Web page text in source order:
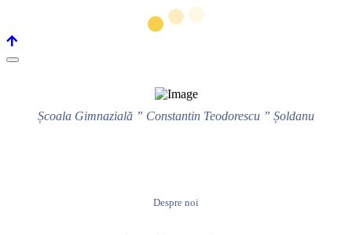
Școala Gimnazială ” Constantin Teodorescu ” Șoldanu
Despre noi